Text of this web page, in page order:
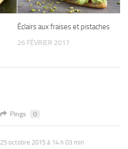
Éclairs aux fraises et pistaches
26 FÉVRIER 2017
Pings 0
25 octobre 2015 à 14 h 03 min